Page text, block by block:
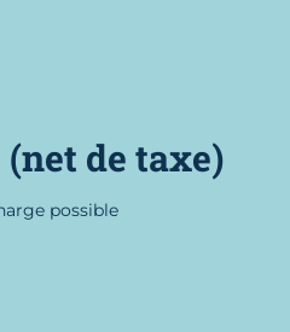
(net de taxe)
possible